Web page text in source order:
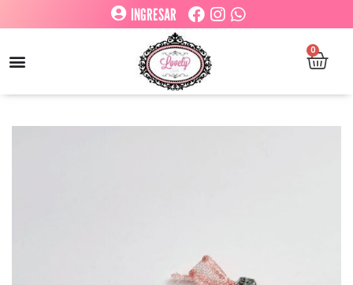
INGRESAR
0